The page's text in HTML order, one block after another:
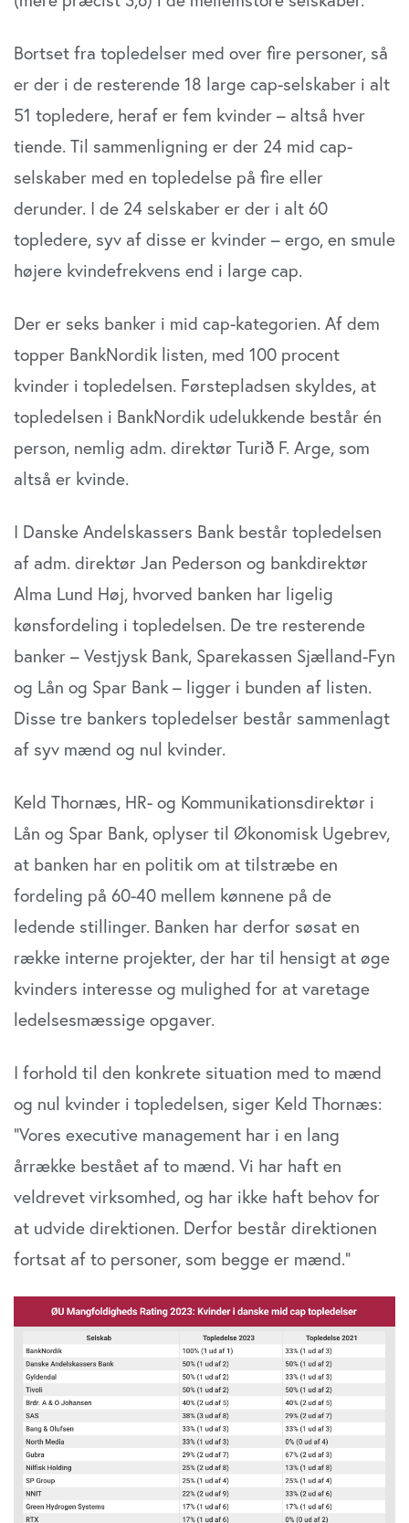
Bortset fra topledelser med over fire personer, så
er der i de resterende 18 large cap-selskaber i alt
51 topledere, heraf er fem kvinder – altså hver
tiende. Til sammenligning er der 24 mid cap-
selskaber med en topledelse på fire eller
derunder. I de 24 selskaber er der i alt 60
topledere, syv af disse er kvinder – ergo, en smule
højere kvindefrekvens end i large cap.
Der er seks banker i mid cap-kategorien. Af dem
topper BankNordik listen, med 100 procent
kvinder i topledelsen. Førstepladsen skyldes, at
topledelsen i BankNordik udelukkende består én
person, nemlig adm. direktør Turið F. Arge, som
altså er kvinde.
I Danske Andelskassers Bank består topledelsen
af adm. direktør Jan Pederson og bankdirektør
Alma Lund Høj, hvorved banken har ligelig
kønsfordeling i topledelsen. De tre resterende
banker – Vestjysk Bank, Sparekassen Sjælland-Fyn
og Lån og Spar Bank – ligger i bunden af listen.
Disse tre bankers topledelser består sammenlagt
af syv mænd og nul kvinder.
Keld Thornæs, HR- og Kommunikationsdirektør i
Lån og Spar Bank, oplyser til Økonomisk Ugebrev,
at banken har en politik om at tilstræbe en
fordeling på 60-40 mellem kønnene på de
ledende stillinger. Banken har derfor søsat en
række interne projekter, der har til hensigt at øge
kvinders interesse og mulighed for at varetage
ledelsesmæssige opgaver.
I forhold til den konkrete situation med to mænd
og nul kvinder i topledelsen, siger Keld Thornæs:
”Vores executive management har i en lang
årrække bestået af to mænd. Vi har haft en
veldrevet virksomhed, og har ikke haft behov for
at udvide direktionen. Derfor består direktionen
fortsat af to personer, som begge er mænd.”